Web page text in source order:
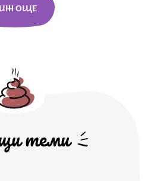
ОЩЕ
теми